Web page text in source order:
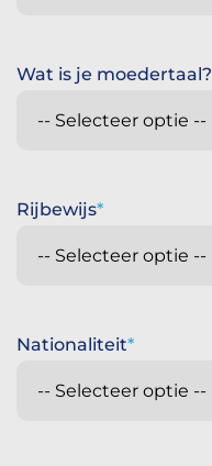
Wat is je moedertaal?
Rijbewijs
Nationaliteit